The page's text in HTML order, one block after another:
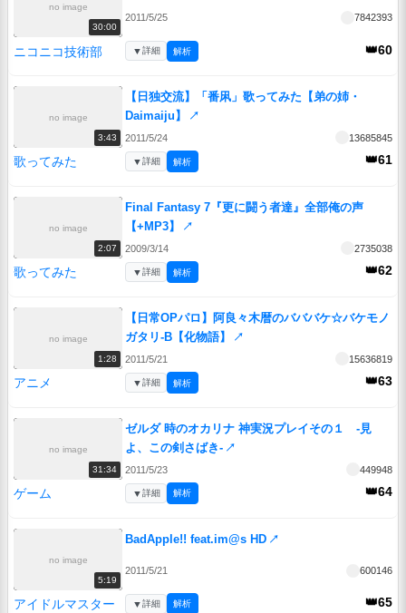
no image
30:00
2011/5/25 7842393
ニコニコ技術部 👑60
▼詳細 解析
no image
3:43
【日独交流】「番凩」歌ってみた【弟の姉・
Daimaiju】
↗
2011/5/24 13685845
歌ってみた 👑61
▼詳細 解析
no image
2:07
Final Fantasy 7『更に闘う者達』全部俺の声
【+MP3】
↗
2009/3/14 2735038
歌ってみた 👑62
▼詳細 解析
no image
1:28
【日常OPパロ】阿良々木暦のバババケ☆バケモノ
ガタリ-B【化物語】
↗
2011/5/21 15636819
アニメ 👑63
▼詳細 解析
no image
31:34
ゼルダ 時のオカリナ 神実況プレイその１ -見
よ、この剣さばき- ↗
2011/5/23 449948
ゲーム 👑64
▼詳細 解析
no image
5:19
BadApple!! feat.im@s HD ↗
2011/5/21 600146
アイドルマスター 👑65
▼詳細 解析